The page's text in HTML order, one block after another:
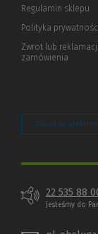
Regulamin sklepu
Polityka
Zwrot lub
zamówienia
Zarządzaj
22 535 88
Jesteśmy do